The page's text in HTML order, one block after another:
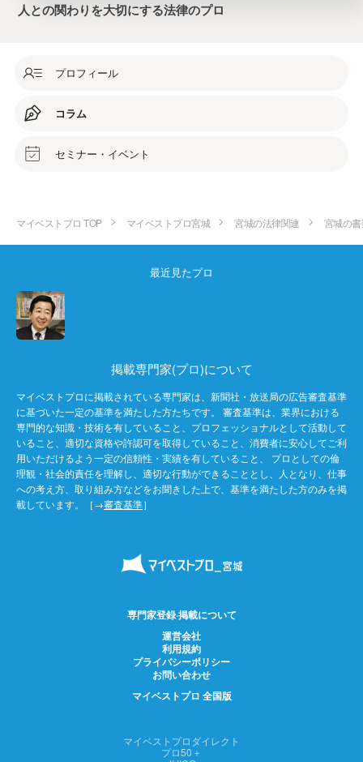
人との関わりを大切にする法律のプロ
プロフィール
コラム
セミナー・イベント
マイベストプロ TOP マイベストプロ宮城 宮城の法律関連 宮城の
最近見たプロ
掲載専門家(プロ)について
マイベストプロに掲載されている専門家は、新聞社・放送局の広告審査基準
に基づいた一定の基準を満たした方たちです。 審査基準は、業界における
専門的な知識・技術を有していること、プロフェッショナルとして活動して
いること、適切な資格や許認可を取得していること、消費者に安心してご利
用いただけるよう一定の信頼性・実績を有していること、 プロとしての倫
理観・社会的責任を理解し、適切な行動ができることとし、人となり、仕事
への考え方、取り組み方などをお聞きした上で、基準を満たした方のみを掲
載しています。［→審査基準］
専門家登録·掲載について
運営会社
利用規約
プライバシーポリシー
お問い合わせ
マイベストプロ 全国版
マイベストプロダイレクト
プロ50＋